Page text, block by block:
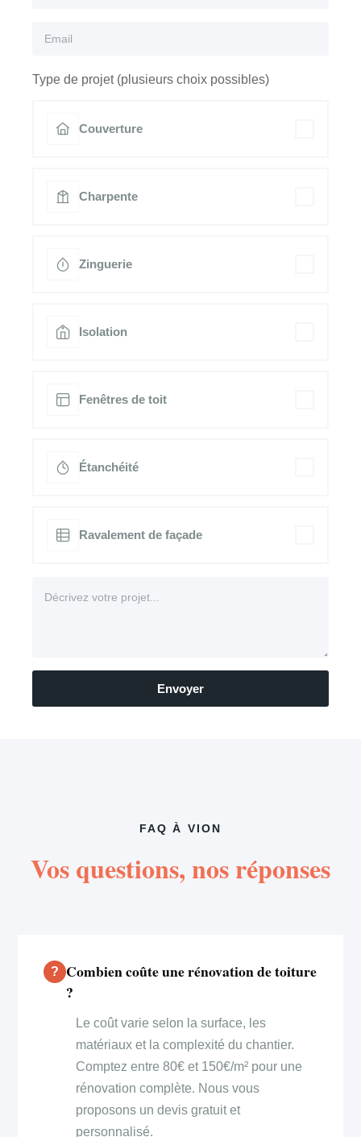
Type de projet (plusieurs choix possibles)
Couverture
Charpente
Zinguerie
Isolation
Fenêtres de toit
Étanchéité
Ravalement de façade
Envoyer
FAQ À VION
Vos questions, nos réponses
Combien coûte une rénovation de toiture
?
Le coût varie selon la surface, les
matériaux et la complexité du chantier.
Comptez entre 80€ et 150€/m² pour une
rénovation complète. Nous vous
proposons un devis gratuit et
personnalisé.